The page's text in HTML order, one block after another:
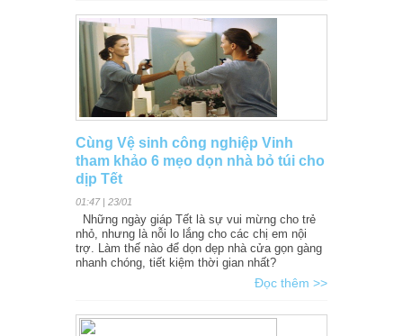
Cùng Vệ sinh công nghiệp Vinh
tham khảo 6 mẹo dọn nhà bỏ túi cho
dịp Tết
01:47 | 23/01
Những ngày giáp Tết là sự vui mừng cho trẻ
nhỏ, nhưng là nỗi lo lắng cho các chị em nội
trợ. Làm thế nào để dọn dẹp nhà cửa gọn gàng
nhanh chóng, tiết kiệm thời gian nhất?
Đọc thêm >>